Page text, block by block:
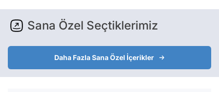
Sana Özel Seçtiklerimiz
Daha Fazla Sana Özel İçerikler